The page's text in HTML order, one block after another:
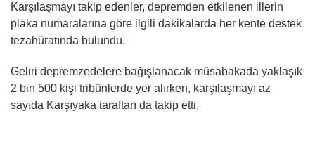
Karşılaşmayı takip edenler, depremden etkilenen illerin
plaka numaralarına göre ilgili dakikalarda her kente destek
tezahüratında bulundu.
Geliri depremzedelere bağışlanacak müsabakada yaklaşık
2 bin 500 kişi tribünlerde yer alırken, karşılaşmayı az
sayıda Karşıyaka taraftarı da takip etti.